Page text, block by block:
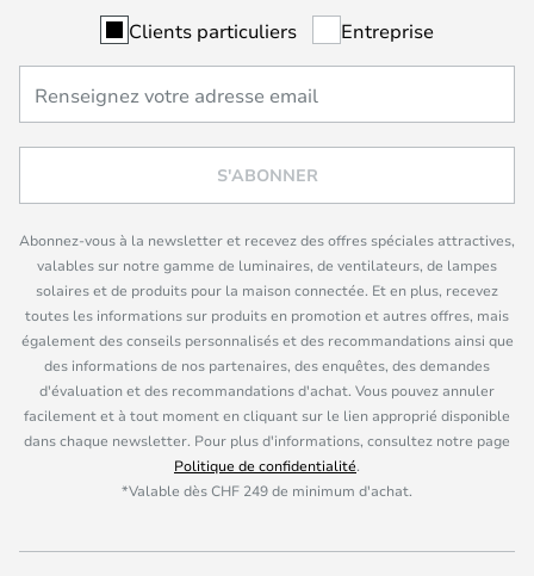
Clients particuliers Entreprise
S'ABONNER
Abonnez-vous à la newsletter et recevez des offres spéciales attractives,
valables sur notre gamme de luminaires, de ventilateurs, de lampes
solaires et de produits pour la maison connectée. Et en plus, recevez
toutes les informations sur produits en promotion et autres offres, mais
également des conseils personnalisés et des recommandations ainsi que
des informations de nos partenaires, des enquêtes, des demandes
d'évaluation et des recommandations d'achat. Vous pouvez annuler
facilement et à tout moment en cliquant sur le lien approprié disponible
dans chaque newsletter. Pour plus d'informations, consultez notre page
Politique de confidentialité.
*Valable dès CHF 249 de minimum d'achat.